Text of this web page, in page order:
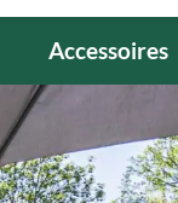
Accessoires